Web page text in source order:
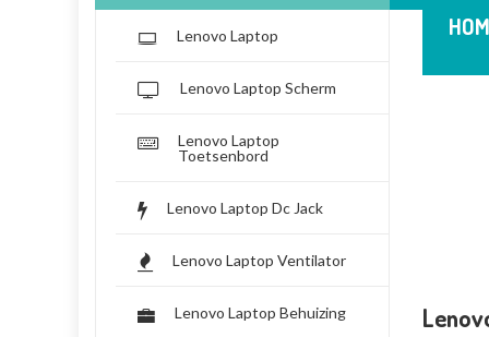
Lenovo Laptop
Lenovo Laptop Scherm
Lenovo Laptop
Toetsenbord
Lenovo Laptop Dc Jack
Lenovo Laptop Ventilator
Lenovo Laptop Behuizing